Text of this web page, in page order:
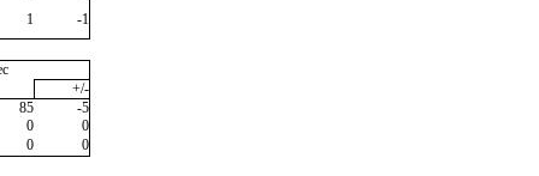
1
-1
+/-
85
-5
0
0
0
0